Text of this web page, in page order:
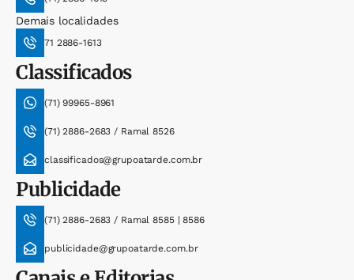
Demais localidades
71 2886-1613
Classificados
(71) 99965-8961
(71) 2886-2683 / Ramal 8526
classificados@grupoatarde.com.br
Publicidade
(71) 2886-2683 / Ramal 8585 | 8586
publicidade@grupoatarde.com.br